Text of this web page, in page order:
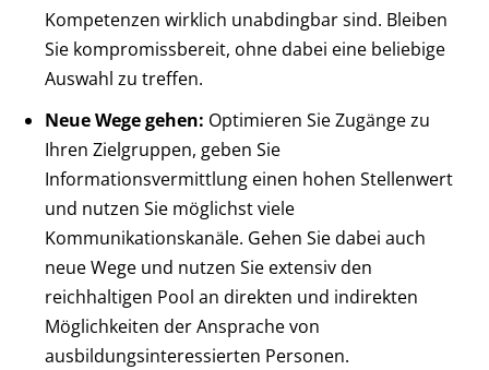
Kompetenzen wirklich unabdingbar sind. Bleiben
Sie kompromissbereit, ohne dabei eine beliebige
Auswahl zu treffen.
Neue Wege gehen: Optimieren Sie Zugänge zu
Ihren Zielgruppen, geben Sie
Informationsvermittlung einen hohen Stellenwert
und nutzen Sie möglichst viele
Kommunikationskanäle. Gehen Sie dabei auch
neue Wege und nutzen Sie extensiv den
reichhaltigen Pool an direkten und indirekten
Möglichkeiten der Ansprache von
ausbildungsinteressierten Personen.